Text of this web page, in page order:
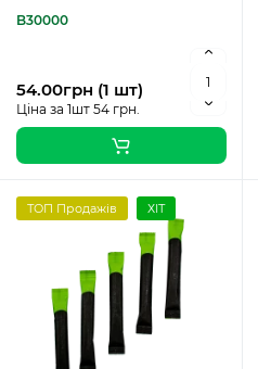
B30000
54.00грн (1 шт)
Ціна за 1шт 54 грн.
ТОП Продажів ХІТ